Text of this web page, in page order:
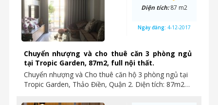
Chuyển nhượng và cho thuê căn 3 phòng ngủ
tại Tropic Garden, 87m2, full nội thất.
Chuyển nhượng và Cho thuê căn hộ 3 phòng ngủ tại
Tropic Garden, Thảo Điền, Quận 2. Diện tích: 87m2…
Diện tích:87 m2
Ngày đăng: 4-12-2017